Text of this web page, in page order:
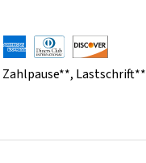
Zahlpause**, Lastschrift**